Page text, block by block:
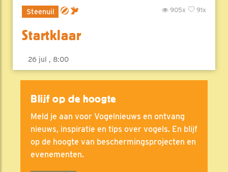
Steenuil 91x
905x
Startklaar
26 jul , 8:00
Blijf op de hoogte
Meld je aan voor Vogelnieuws en ontvang
nieuws, inspiratie en tips over vogels. En blijf
op de hoogte van beschermingsprojecten en
evenementen.